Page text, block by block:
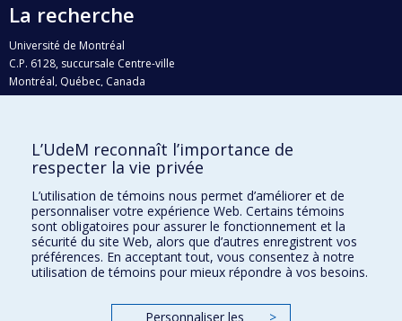
La recherche
Université de Montréal
C.P. 6128, succursale Centre-ville
Montréal, Québec, Canada
H3C 3J7
Qui fait quoi?
Nous trouver
Plan du site
Accessibilité
L’UdeM reconnaît l’importance de
respecter la vie privée
L’utilisation de témoins nous permet d’améliorer et de
personnaliser votre expérience Web. Certains témoins
sont obligatoires pour assurer le fonctionnement et la
sécurité du site Web, alors que d’autres enregistrent vos
préférences. En acceptant tout, vous consentez à notre
utilisation de témoins pour mieux répondre à vos besoins.
Personnaliser les >